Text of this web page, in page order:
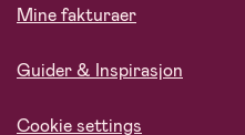
Mine fakturaer
Guider & Inspirasjon
Cookie settings